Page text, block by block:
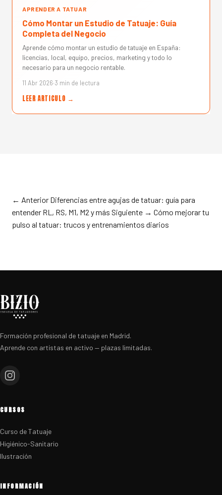
APRENDER A TATUAR
Cómo Montar un Estudio de Tatuaje: Guía
Completa del Negocio
Aprende cómo montar un estudio de tatuaje en España:
licencias, local, equipo, precios, marketing y todo lo
necesario para un negocio rentable.
11 Abr 2026·3 min de lectura
LEER ARTICULO →
← Anterior Diferencias entre agujas de tatuar: guía para
entender RL, RS, M1, M2 y más Siguiente → Cómo mejorar tu
pulso al tatuar: trucos y entrenamientos diarios
Formación profesional de tatuaje en Madrid.
Aprende con artistas en activo — plazas limitadas.
CURSOS
Curso de Tatuaje
Higiénico-Sanitario
Ilustración
INFORMACIÓN